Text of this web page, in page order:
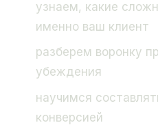
узнаем, какие
именно ваш клиент
разберем воронку
убеждения
научимся
конверсией